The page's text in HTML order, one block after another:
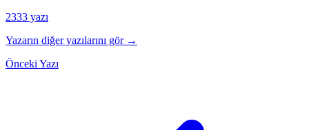
2333 yazı
Yazarın diğer yazılarını gör →
Önceki Yazı